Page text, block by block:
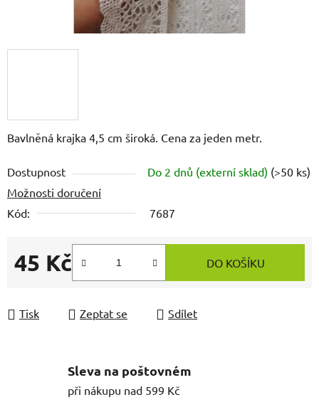
Bavlněná krajka 4,5 cm široká. Cena za jeden metr.
Dostupnost Do 2 dnů (externí sklad) (>50 ks)
Možnosti doručení
Kód:
7687
45 Kč
Měrná cena:
DO KOŠÍKU
Tisk Zeptat se Sdílet
Sleva na poštovném
při nákupu nad 599 Kč